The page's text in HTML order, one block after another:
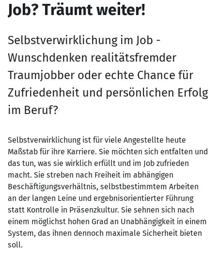
Job? Träumt weiter!
Selbstverwirklichung im Job -
Wunschdenken realitätsfremder
Traumjobber oder echte Chance für
Zufriedenheit und persönlichen Erfolg
im Beruf?
Selbstverwirklichung ist für viele Angestellte heute
Maßstab für ihre Karriere. Sie möchten sich entfalten und
das tun, was sie wirklich erfüllt und im Job zufrieden
macht. Sie streben nach Freiheit im abhängigen
Beschäftigungsverhältnis, selbstbestimmtem Arbeiten
an der langen Leine und ergebnisorientierter Führung
statt Kontrolle in Präsenzkultur. Sie sehnen sich nach
einem möglichst hohen Grad an Unabhängigkeit in einem
System, das ihnen dennoch maximale Sicherheit bieten
soll.